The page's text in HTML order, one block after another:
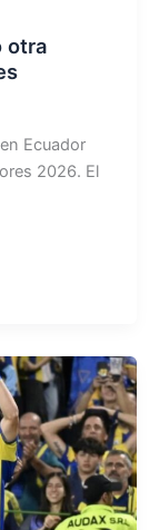
otra
Ecuador
2026. El